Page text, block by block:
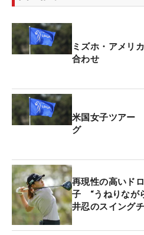
ミズホ・アメリ
合わせ
米国女子ツアー
グ
再現性の高いド
子 “うねりなが
井忍のスイングチ